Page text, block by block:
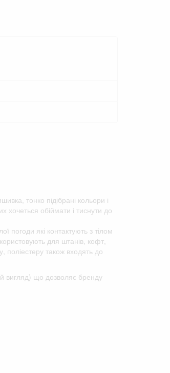
тонко підібрані кольори і
обіймати і тиснути до
погоди які контактують з тілом
для штанів, кофт,
поліестеру також входять до
вигляд) що дозволяє бренду